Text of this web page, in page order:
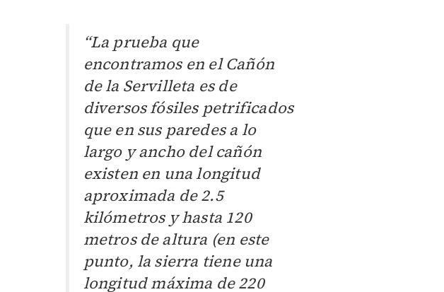
“La prueba que
encontramos en el Cañón
de la Servilleta es de
diversos fósiles petrificados
que en sus paredes a lo
largo y ancho del cañón
existen en una longitud
aproximada de 2.5
kilómetros y hasta 120
metros de altura (en este
punto, la sierra tiene una
longitud máxima de 220